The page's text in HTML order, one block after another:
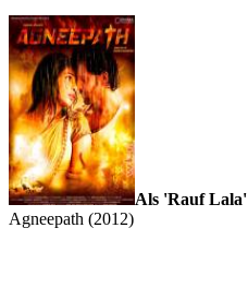
Als 'Rauf Lala'
Agneepath (2012)